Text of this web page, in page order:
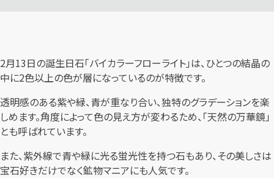
2月13日の誕生日石「バイカラーフローライト」は、ひとつの結晶の
中に2色以上の色が層になっているのが特徴です。
透明感のある紫や緑、青が重なり合い、独特のグラデーションを楽
しめます。角度によって色の見え方が変わるため、「天然の万華鏡」
とも呼ばれています。
また、紫外線で青や緑に光る蛍光性を持つ石もあり、その美しさは
宝石好きだけでなく鉱物マニアにも人気です。